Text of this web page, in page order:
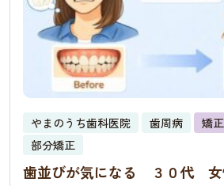
やまのうち歯科医院 歯周病
矯
部分矯正
歯並びが気になる ３０代